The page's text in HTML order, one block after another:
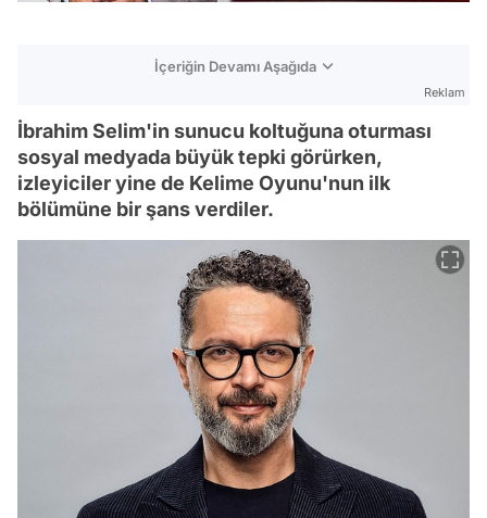
İçeriğin Devamı Aşağıda
Reklam
İbrahim Selim'in sunucu koltuğuna oturması
sosyal medyada büyük tepki görürken,
izleyiciler yine de Kelime Oyunu'nun ilk
bölümüne bir şans verdiler.